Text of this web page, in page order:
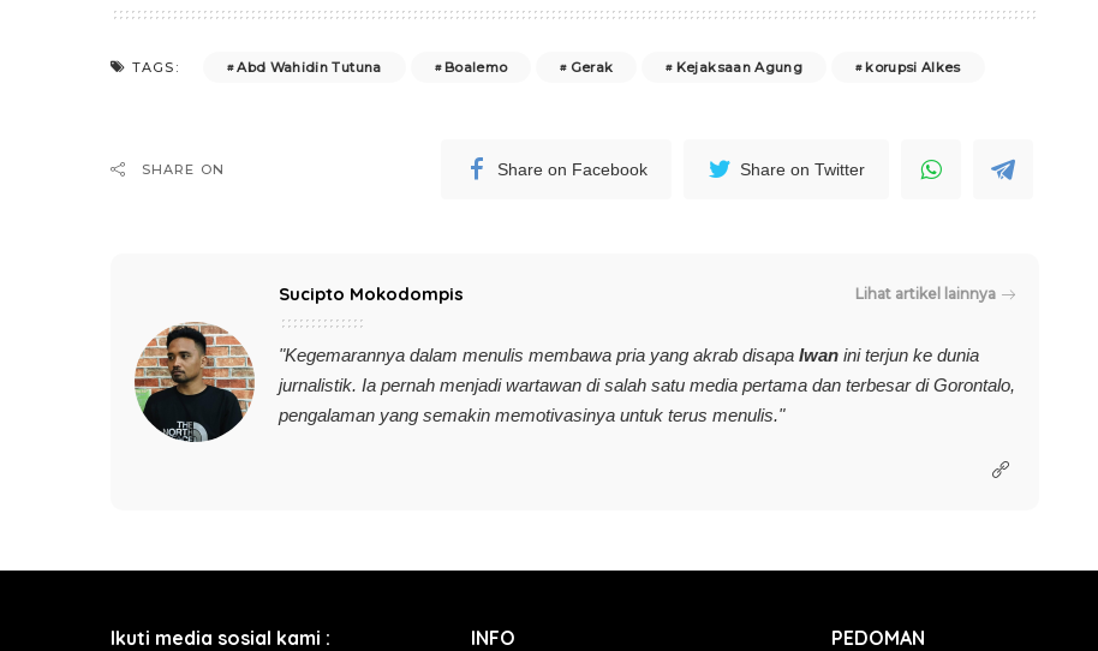
TAGS: Abd Wahidin Tutuna Boalemo Gerak Kejaksaan Agung korupsi Alkes
SHARE ON Share on Facebook Share on Twitter
Sucipto Mokodompis Lihat artikel lainnya
"Kegemarannya dalam menulis membawa pria yang akrab disapa Iwan ini terjun ke dunia
jurnalistik. Ia pernah menjadi wartawan di salah satu media pertama dan terbesar di Gorontalo,
pengalaman yang semakin memotivasinya untuk terus menulis."
Ikuti media sosial kami : INFO PEDOMAN